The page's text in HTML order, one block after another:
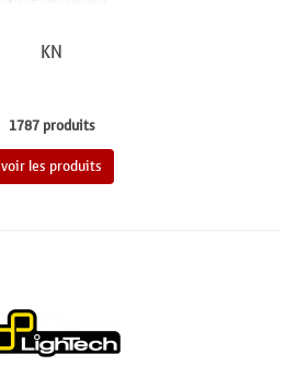
KN
1787 produits
voir les produits